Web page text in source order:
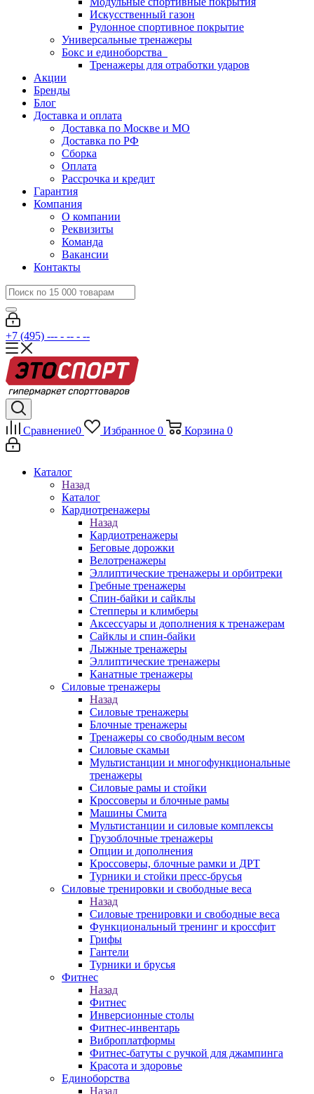
Искусственный газон
Рулонное спортивное покрытие
Универсальные тренажеры
Бокс и единоборства
Тренажеры для отработки ударов
Акции
Бренды
Блог
Доставка и оплата
Доставка по Москве и МО
Доставка по РФ
Сборка
Оплата
Рассрочка и кредит
Гарантия
Компания
О компании
Реквизиты
Команда
Вакансии
Контакты
+7 (495) --- - -- - --
Сравнение0 Избранное 0 Корзина 0
Каталог
Назад
Каталог
Кардиотренажеры
Назад
Кардиотренажеры
Беговые дорожки
Велотренажеры
Эллиптические тренажеры и орбитреки
Гребные тренажеры
Спин-байки и сайклы
Степперы и климберы
Аксессуары и дополнения к тренажерам
Сайклы и спин-байки
Лыжные тренажеры
Эллиптические тренажеры
Канатные тренажеры
Силовые тренажеры
Назад
Силовые тренажеры
Блочные тренажеры
Тренажеры со свободным весом
Силовые скамьи
Мультистанции и многофункциональные
тренажеры
Силовые рамы и стойки
Кроссоверы и блочные рамы
Машины Смита
Мультистанции и силовые комплексы
Грузоблочные тренажеры
Опции и дополнения
Кроссоверы, блочные рамки и ДРТ
Турники и стойки пресс-брусья
Силовые тренировки и свободные веса
Назад
Силовые тренировки и свободные веса
Функциональный тренинг и кроссфит
Грифы
Гантели
Турники и брусья
Фитнес
Назад
Фитнес
Инверсионные столы
Фитнес-инвентарь
Виброплатформы
Фитнес-батуты с ручкой для джампинга
Красота и здоровье
Единоборства
Назад